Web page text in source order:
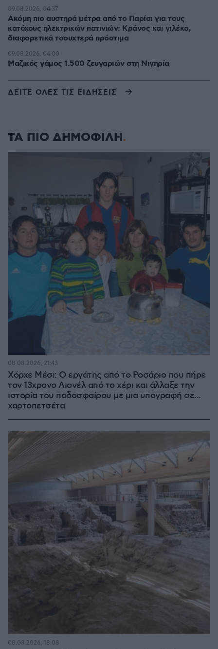
Ακόμη πιο αυστηρά μέτρα από το Παρίσι για τους
κατόχους ηλεκτρικών πατινιών: Κράνος και γιλέκο,
διαφορετικά τσουχτερά πρόστιμα
09.08.2026, 04:37
Μαζικός γάμος 1.500 ζευγαριών στη Νιγηρία
09.08.2026, 04:00
ΔΕΙΤΕ ΟΛΕΣ ΤΙΣ ΕΙΔΗΣΕΙΣ
ΤΑ ΠΙΟ ΔΗΜΟΦΙΛΗ
Χόρχε Μέσι: Ο εργάτης από το Ροσάριο που πήρε
τον 13χρονο Λιονέλ από το χέρι και άλλαξε την
ιστορία του ποδοσφαίρου με μια υπογραφή σε...
χαρτοπετσέτα
08.08.2026, 21:43
08.08.2026, 18:08